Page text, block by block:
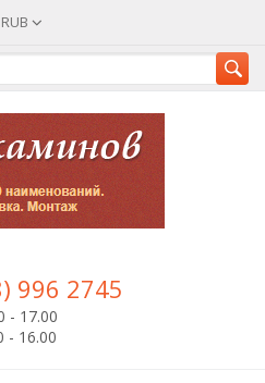
RUB
996 2745
- 17.00
- 16.00